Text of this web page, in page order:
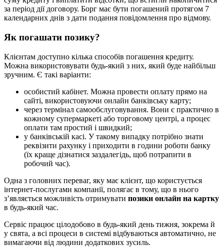
за період дії договору. Борг має бути погашений протягом 7
календарних днів з дати подання повідомлення про відмову.
Як погашати позику?
Клієнтам доступно кілька способів погашення кредиту.
Можна використовувати будь-який з них, який буде найбільш
зручним. Є такі варіанти:
особистий кабінет. Можна провести оплату прямо на
сайті, використовуючи онлайн банківську карту;
через термінал самообслуговування. Вони є практично в
кожному супермаркеті або торговому центрі, а процес
оплати там простий і швидкий;
у банківській касі. У такому випадку потрібно знати
реквізити рахунку і приходити в години роботи банку
(їх краще дізнатися заздалегідь, щоб потрапити в
робочий час).
Одна з головних переваг, яку має клієнт, що користується
інтернет-послугами компанії, полягає в тому, що в нього
з’являється можливість отримувати позики онлайн на картку
в будь-який час.
Сервіс працює цілодобово в будь-який день тижня, зокрема й
у свята, а всі процеси в системі відбуваються автоматично, не
вимагаючи від людини додаткових зусиль.